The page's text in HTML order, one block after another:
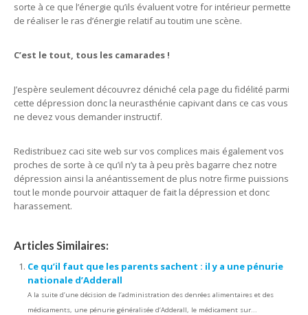
sorte à ce que l’énergie qu’ils évaluent votre for intérieur permette
de réaliser le ras d’énergie relatif au toutim une scène.
C’est le tout, tous les camarades !
J’espère seulement découvrez déniché cela page du fidélité parmi
cette dépression donc la neurasthénie capivant dans ce cas vous
ne devez vous demander instructif.
Redistribuez caci site web sur vos complices mais également vos
proches de sorte à ce qu’il n’y ta à peu près bagarre chez notre
dépression ainsi la anéantissement de plus notre firme puissions
tout le monde pourvoir attaquer de fait la dépression et donc
harassement.
Articles Similaires:
Ce qu’il faut que les parents sachent : il y a une pénurie
nationale d’Adderall
A la suite d’une décision de l’administration des denrées alimentaires et des
médicaments, une pénurie généralisée d’Adderall, le médicament sur...